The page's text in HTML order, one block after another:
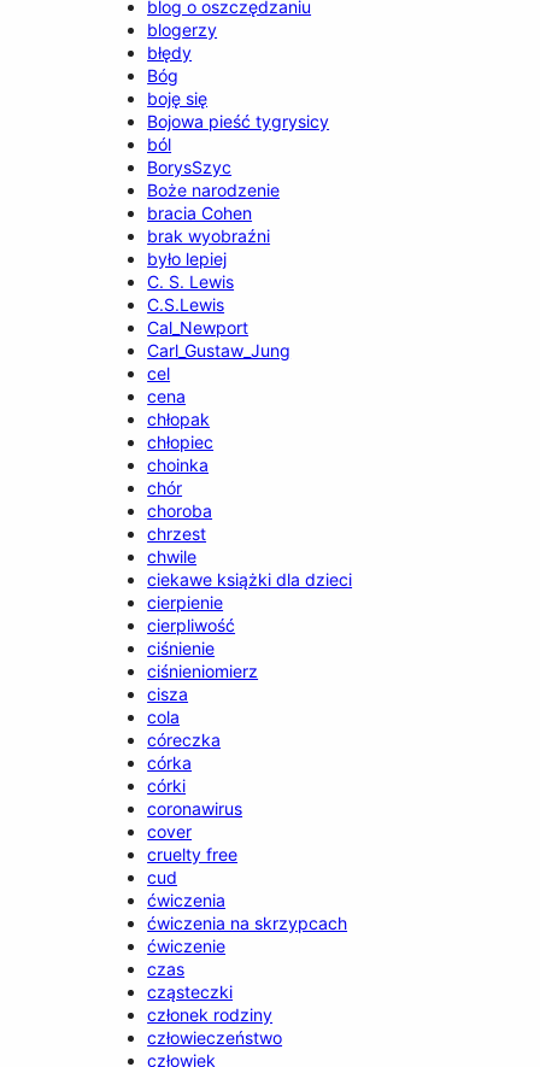
blog o oszczędzaniu
blogerzy
błędy
Bóg
boję się
Bojowa pieść tygrysicy
ból
BorysSzyc
Boże narodzenie
bracia Cohen
brak wyobraźni
było lepiej
C. S. Lewis
C.S.Lewis
Cal_Newport
Carl_Gustaw_Jung
cel
cena
chłopak
chłopiec
choinka
chór
choroba
chrzest
chwile
ciekawe książki dla dzieci
cierpienie
cierpliwość
ciśnienie
ciśnieniomierz
cisza
cola
córeczka
córka
córki
coronawirus
cover
cruelty free
cud
ćwiczenia
ćwiczenia na skrzypcach
ćwiczenie
czas
cząsteczki
członek rodziny
człowieczeństwo
człowiek